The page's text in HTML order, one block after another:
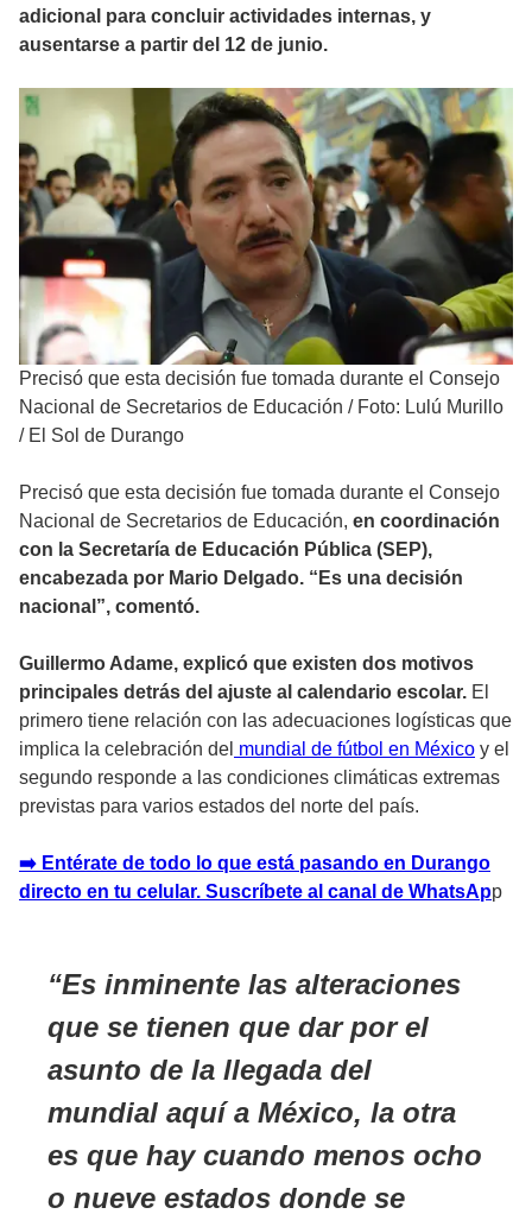
adicional para concluir actividades internas, y
ausentarse a partir del 12 de junio.
Precisó que esta decisión fue tomada durante el Consejo
Nacional de Secretarios de Educación / Foto: Lulú Murillo
/ El Sol de Durango
Precisó que esta decisión fue tomada durante el Consejo
Nacional de Secretarios de Educación, en coordinación
con la Secretaría de Educación Pública (SEP),
encabezada por Mario Delgado. “Es una decisión
nacional”, comentó.
Guillermo Adame, explicó que existen dos motivos
principales detrás del ajuste al calendario escolar. El
primero tiene relación con las adecuaciones logísticas que
implica la celebración del mundial de fútbol en México y el
segundo responde a las condiciones climáticas extremas
previstas para varios estados del norte del país.
➡ ️ Entérate de todo lo que está pasando en Durango
directo en tu celular. Suscríbete al canal de WhatsApp
Es inminente las alteraciones
que se tienen que dar por el
asunto de la llegada del
mundial aquí a México, la otra
es que hay cuando menos ocho
o nueve estados donde se